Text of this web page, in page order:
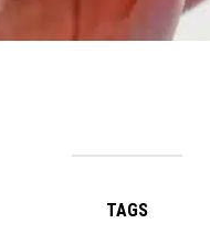
TAGS